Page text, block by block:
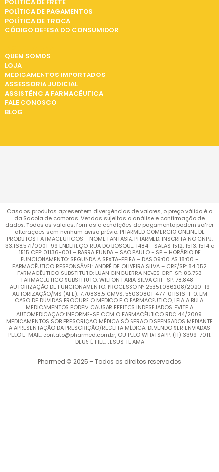
POLÍTICA DE FRETE
POLÍTICA DE PAGAMENTOS
POLÍTICA DE TROCA
CÓDIGO DEFESA DO CONSUMIDOR
QUEM SOMOS
LOJA
MEDICAMENTOS IMPORTADOS
ASSESSORIA JUDICIAL
ASSISTÊNCIA FARMACÊUTICA
FALE CONOSCO
BLOG
Caso os produtos apresentem divergências de valores, o preço válido é o
da Sacola de compras. Vendas sujeitas a análise e confirmação de
dados. Todos os valores, formas e condições de pagamento podem sofrer
alterações sem nenhum aviso prévio. PHARMED COMERCIO ONLINE DE
PRODUTOS FARMACEUTICOS – NOME FANTASIA: PHARMED. INSCRITA NO CNPJ:
33.168.571/0001-99 ENDEREÇO: RUA DO BOSQUE, 1484 – SALAS 1512, 1513, 1514 e
1515 CEP: 01136-001 – BARRA FUNDA – SÃO PAULO – SP – HORÁRIO DE
FUNCIONAMENTO: SEGUNDA A SEXTA-FEIRA – DAS 09:00 AS 18:00 –
FARMACÊUTICO RESPONSÁVEL: ANDRÉ DE OLIVEIRA SILVA – CRF/SP: 84.052
FARMACÊUTICO SUBSTITUTO: LUAN GINGUERRA NEVES CRF-SP: 86.753
FARMACÊUTICO SUBSTITUTO: WILTON FARIA SILVA CRF-SP: 78.848 –
AUTORIZAÇÃO DE FUNCIONAMENTO: PROCESSO Nº 25351.086208/2020-19
AUTORIZAÇÃO/MS (AFE): 7.70838.5 CMVS: 55030801-477-011616-1-0. EM
CASO DE DÚVIDAS PROCURE O MÉDICO E O FARMACÊUTICO, LEIA A BULA.
MEDICAMENTOS PODEM CAUSAR EFEITOS INDESEJADOS. EVITE A
AUTOMEDICAÇÃO: INFORME-SE COM O FARMACÊUTICO RDC 44/2009.
MEDICAMENTOS SOB PRESCRIÇÃO MÉDICA SÓ SERÃO DISPENSADOS MEDIANTE
A APRESENTAÇÃO DA PRESCRIÇÃO/RECEITA MÉDICA. DEVENDO SER ENVIADAS
PELO E-MAIL: contato@pharmed.com.br, OU PELO WHATSAPP: (11) 3399-7011.
DEUS É FIEL. JESUS TE AMA
Pharmed © 2025 – Todos os direitos reservados